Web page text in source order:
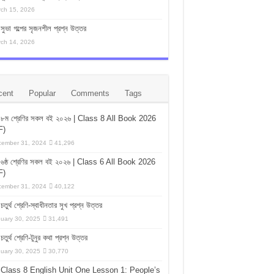
15, 2026
সুভা গল্পের সৃজনশীল প্রশ্ন উত্তর
14, 2026
Popular Comments Tags
৮ম শ্রেণির সকল বই ২০২৬ | Class 8 All Book 2026
31, 2024 41,296
৬ষ্ঠ শ্রেণির সকল বই ২০২৬ | Class 6 All Book 2026
31, 2024 40,122
চতুর্থ শ্রেণি-স্বাধীনতার সুখ প্রশ্ন উত্তর
30, 2025 31,491
চতুর্থ শ্রেণি-টুনুর কথা প্রশ্ন উত্তর
30, 2025 30,770
Class 8 English Unit One Lesson 1: People’s